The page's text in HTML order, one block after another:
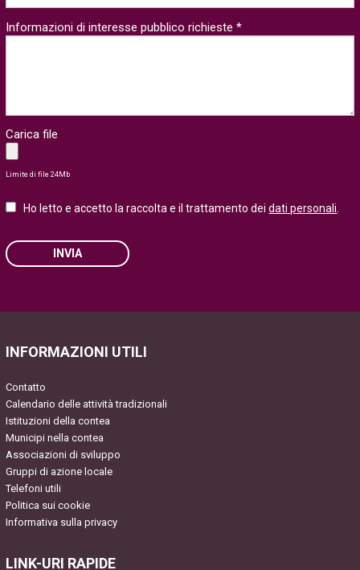
Informazioni di interesse pubblico richieste *
Carica file
Limite di file 24Mb
Ho letto e accetto la raccolta e il trattamento deidati personali.
INVIA
INFORMAZIONI UTILI
Contatto
Calendario delle attività tradizionali
Istituzioni della contea
Municipi nella contea
Associazioni di sviluppo
Gruppi di azione locale
Telefoni utili
Politica sui cookie
Informativa sulla privacy
LINK-URI RAPIDE